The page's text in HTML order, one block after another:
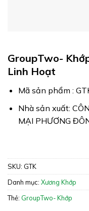
GroupTwo-
Linh Hoạt
Mã sản phẩm :
Nhà sản xuất:
MẠI PHƯƠNG
Công dụng:
Giúp tham gia vào
Xuất xứ: Việt Nam
Giấy phép: 6983/
SKU: GTK
Danh mục: Xương Khớp
Thẻ: GroupTwo- Khớp